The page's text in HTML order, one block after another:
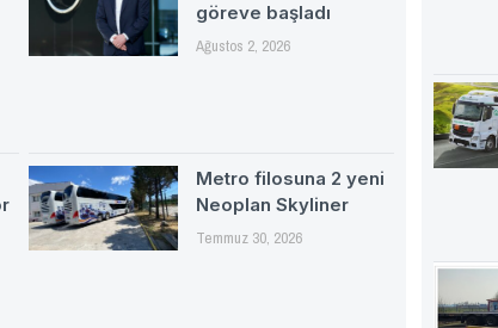
göreve başladı
Ağustos 2, 2026
Metro filosuna 2 yeni
Neoplan Skyliner
Temmuz 30, 2026